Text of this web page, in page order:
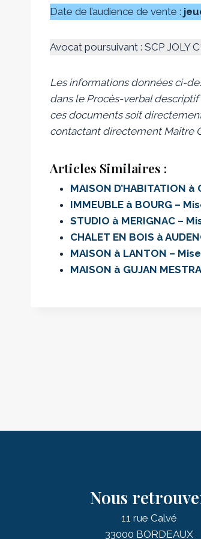
Date de l’audience de vente :
Avocat poursuivant : SCP JOLY
Les informations données ci-
dans le Procès-verbal
ces documents soit
contactant directement Maître
Articles Similaires :
MAISON D’HABITATION
IMMEUBLE à BOURG –
STUDIO à MERIGNAC –
CHALET EN BOIS à
MAISON à LANTON –
MAISON à GUJAN
Nous
11 rue Calvé
33000 BORDEAUX